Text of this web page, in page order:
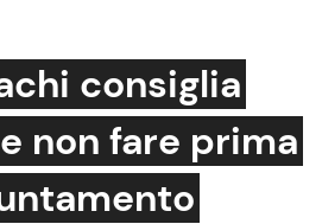
Gossip e TV
Bellezze VIP
consiglia
non fare prima